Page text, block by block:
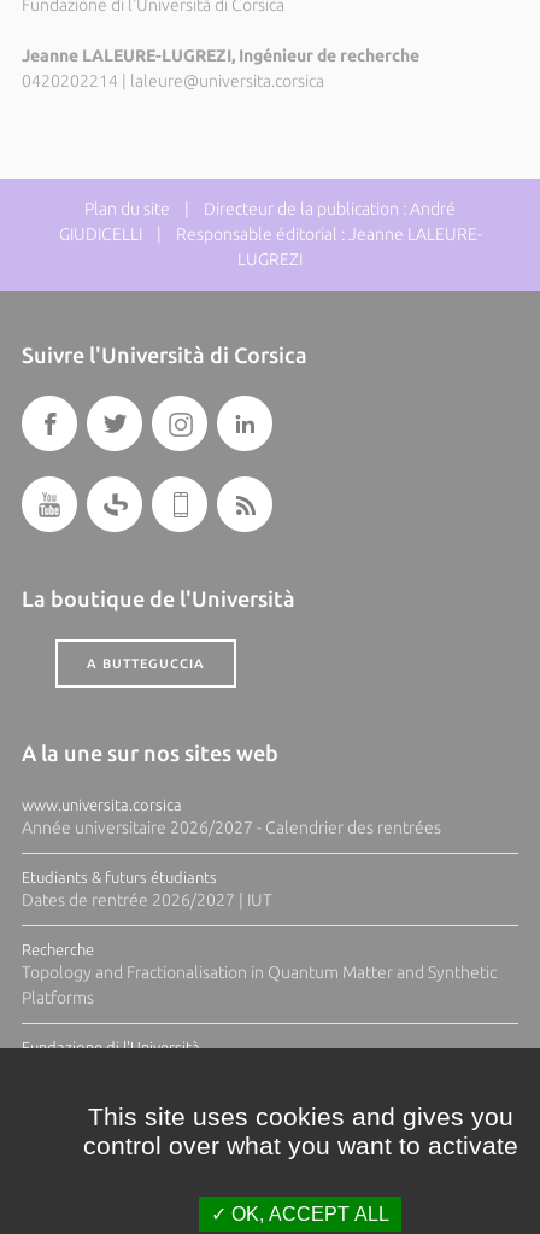
Fundazione di l'Università di Corsica
Jeanne LALEURE-LUGREZI, Ingénieur de recherche
0420202214 | laleure@universita.corsica
Plan du site | Directeur de la publication : André
GIUDICELLI | Responsable éditorial : Jeanne LALEURE-
LUGREZI
Suivre l'Università di Corsica
La boutique de l'Università
A BUTTEGUCCIA
A la une sur nos sites web
www.universita.corsica
Année universitaire 2026/2027 - Calendrier des rentrées
Etudiants & futurs étudiants
Dates de rentrée 2026/2027 | IUT
Recherche
Topology and Fractionalisation in Quantum Matter and Synthetic
Platforms
Fundazione di l'Università
This site uses cookies and gives you
control over what you want to activate
OK, ACCEPT ALL